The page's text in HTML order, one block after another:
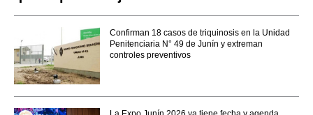
Confirman 18 casos de triquinosis en la Unidad
Penitenciaria N° 49 de Junín y extreman
controles preventivos